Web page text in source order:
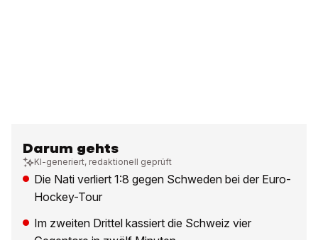
Darum gehts
KI-generiert, redaktionell geprüft
Die Nati verliert 1:8 gegen Schweden bei der Euro-
Hockey-Tour
Im zweiten Drittel kassiert die Schweiz vier